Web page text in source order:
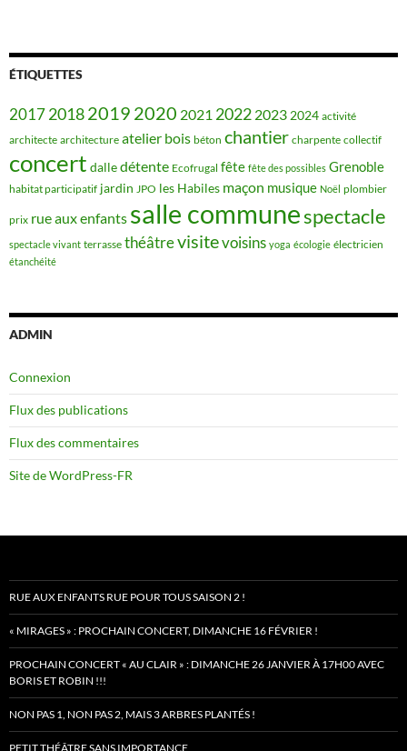
ÉTIQUETTES
201720182019 2020 2021 2022 20232024 activité
architecte architecture atelier bois béton chantier charpente collectif
concert dalledétente Ecofrugal fête fête des possibles Grenoble
habitat participatif jardin JPO les Habiles maçon musique Noël plombier
prix rue aux enfants salle communespectacle
spectacle vivant terrasse théâtrevisitevoisins yoga écologie électricien
étanchéité
ADMIN
Connexion
Flux des publications
Flux des commentaires
Site de WordPress-FR
RUE AUX ENFANTS RUE POUR TOUS SAISON 2 !
« MIRAGES » : PROCHAIN CONCERT, DIMANCHE 16 FÉVRIER !
PROCHAIN CONCERT « AU CLAIR » : DIMANCHE 26 JANVIER À 17H00 AVEC
BORIS ET ROBIN !!!
NON PAS 1, NON PAS 2, MAIS 3 ARBRES PLANTÉS !
PETIT THÉÂTRE SANS IMPORTANCE